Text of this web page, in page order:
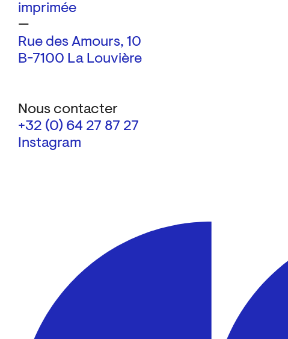
imprimée
—
Rue des Amours, 10
B-7100 La Louvière
Nous contacter
+32 (0) 64 27 87 27
Instagram